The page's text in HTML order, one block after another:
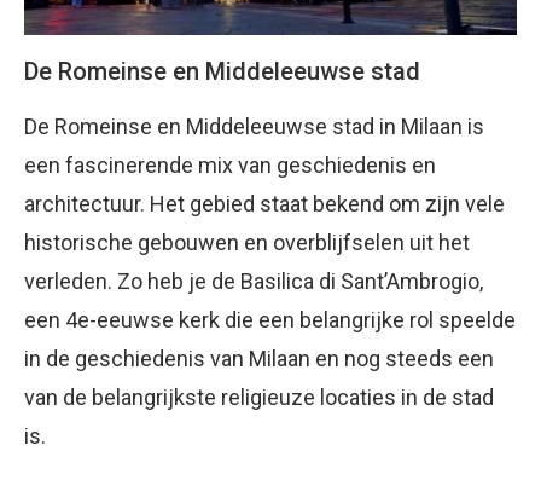
De Romeinse en Middeleeuwse stad
De Romeinse en Middeleeuwse stad in Milaan is
een fascinerende mix van geschiedenis en
architectuur. Het gebied staat bekend om zijn vele
historische gebouwen en overblijfselen uit het
verleden. Zo heb je de Basilica di Sant’Ambrogio,
een 4e-eeuwse kerk die een belangrijke rol speelde
in de geschiedenis van Milaan en nog steeds een
van de belangrijkste religieuze locaties in de stad
is.